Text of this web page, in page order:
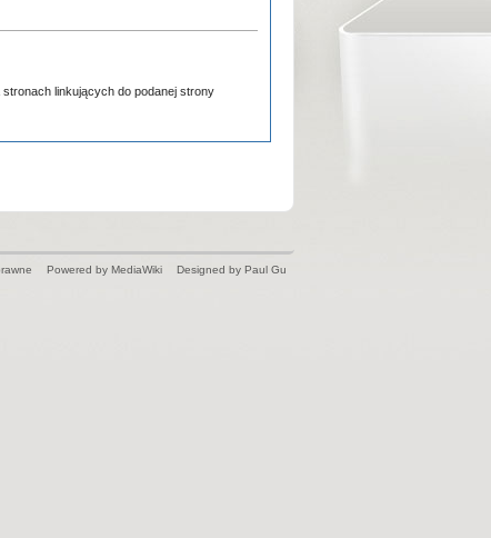
linkujących do podanej strony
Powered by MediaWiki Designed by Paul Gu